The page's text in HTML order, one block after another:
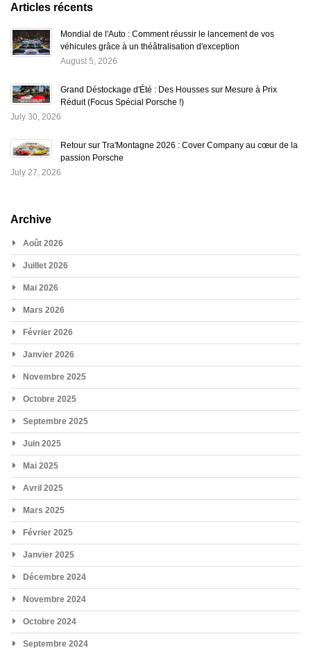
Articles récents
Mondial de l'Auto : Comment réussir le lancement de vos
véhicules grâce à un théâtralisation d'exception
August 5, 2026
Grand Déstockage d'Été : Des Housses sur Mesure à Prix
Réduit (Focus Spécial Porsche !)
July 30, 2026
Retour sur Tra'Montagne 2026 : Cover Company au cœur de la
passion Porsche
July 27, 2026
Archive
Août 2026
Juillet 2026
Mai 2026
Mars 2026
Février 2026
Janvier 2026
Novembre 2025
Octobre 2025
Septembre 2025
Juin 2025
Mai 2025
Avril 2025
Mars 2025
Février 2025
Janvier 2025
Décembre 2024
Novembre 2024
Octobre 2024
Septembre 2024